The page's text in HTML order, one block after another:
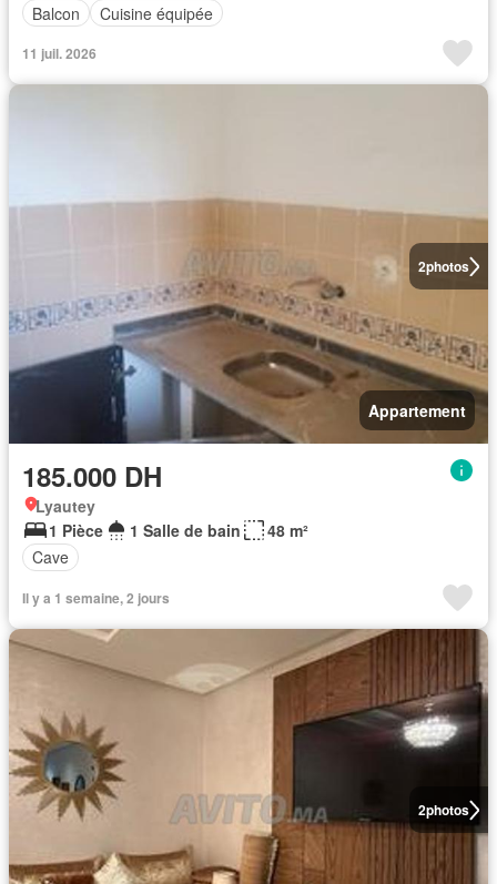
Balcon
Cuisine équipée
11 juil. 2026
2photos
Appartement
185.000 DH
Lyautey
1 Pièce
1 Salle de bain
48 m²
Cave
Il y a 1 semaine, 2 jours
2photos